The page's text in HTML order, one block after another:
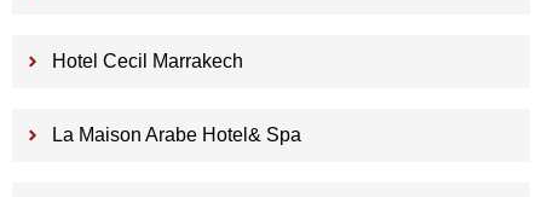
Hotel Cecil Marrakech
La Maison Arabe Hotel& Spa